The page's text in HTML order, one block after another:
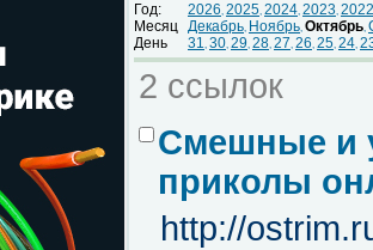
Год: 2026, 2025, 2024, 2023, 2022
Месяц Декабрь, Ноябрь, Октябрь,
День
31, 30, 29, 28, 27, 26, 25, 24,
2 ссылок
Смешные и
приколы
http://